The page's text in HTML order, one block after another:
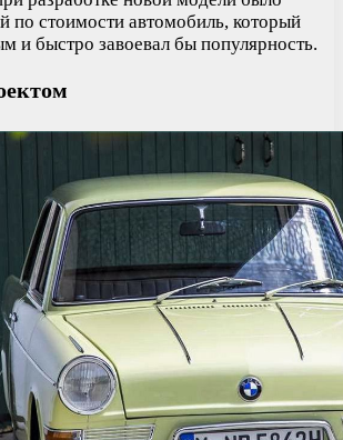
по стоимости автомобиль, который
и быстро завоевал бы популярность.